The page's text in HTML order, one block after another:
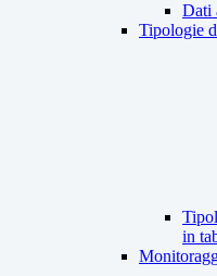
Dati
Tipologie
in